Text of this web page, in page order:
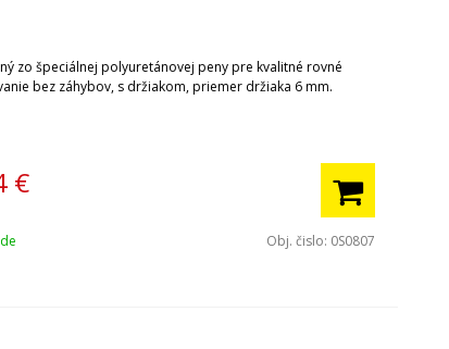
zo špeciálnej polyuretánovej peny pre kvalitné rovné
bez záhybov, s držiakom, priemer držiaka 6 mm.
€
Obj. čislo: 0S0807